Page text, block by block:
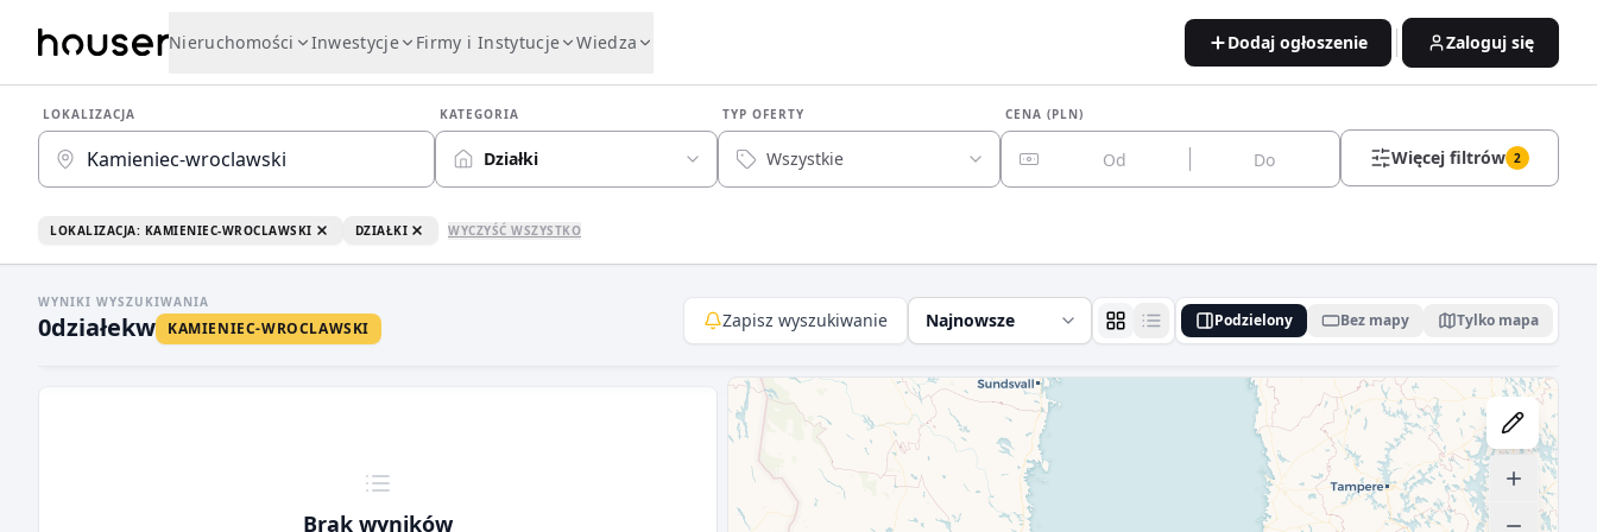
Nieruchomości Inwestycje Firmy i Instytucje Wiedza Dodaj ogłoszenie Zaloguj się
LOKALIZACJA KATEGORIA
Działki
TYP OFERTY
Wszystkie
CENA (PLN)
Więcej filtrów 2
LOKALIZACJA: KAMIENIEC-WROCLAWSKI DZIAŁKI WYCZYŚĆ WSZYSTKO
WYNIKI WYSZUKIWANIA
0działekw KAMIENIEC-WROCLAWSKI Zapisz wyszukiwanie Najnowsze Podzielony Bez mapy Tylko mapa
Brak wyników